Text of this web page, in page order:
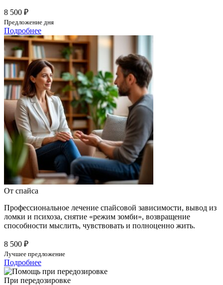
8 500 ₽
Предложение дня
Подробнее
От спайса
Профессиональное лечение спайсовой зависимости, вывод из
ломки и психоза, снятие «режим зомби», возвращение
способности мыслить, чувствовать и полноценно жить.
8 500 ₽
Лучшее предложение
Подробнее
При передозировке